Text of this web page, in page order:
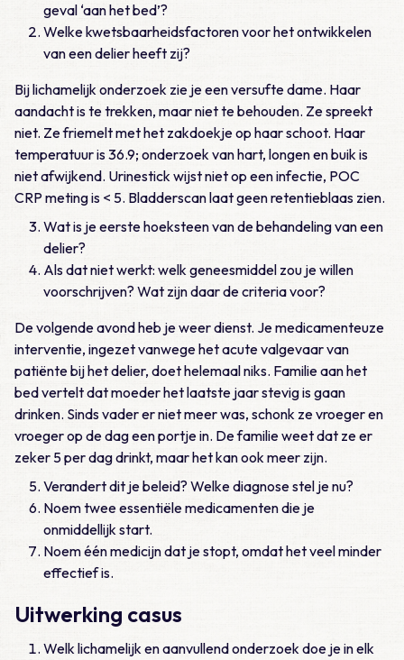
geval ‘aan het bed’?
Welke kwetsbaarheidsfactoren voor het ontwikkelen
van een delier heeft zij?
Bij lichamelijk onderzoek zie je een versufte dame. Haar
aandacht is te trekken, maar niet te behouden. Ze spreekt
niet. Ze friemelt met het zakdoekje op haar schoot. Haar
temperatuur is 36.9; onderzoek van hart, longen en buik is
niet afwijkend. Urinestick wijst niet op een infectie, POC
CRP meting is < 5. Bladderscan laat geen retentieblaas zien.
Wat is je eerste hoeksteen van de behandeling van een
delier?
Als dat niet werkt: welk geneesmiddel zou je willen
voorschrijven? Wat zijn daar de criteria voor?
De volgende avond heb je weer dienst. Je medicamenteuze
interventie, ingezet vanwege het acute valgevaar van
patiënte bij het delier, doet helemaal niks. Familie aan het
bed vertelt dat moeder het laatste jaar stevig is gaan
drinken. Sinds vader er niet meer was, schonk ze vroeger en
vroeger op de dag een portje in. De familie weet dat ze er
zeker 5 per dag drinkt, maar het kan ook meer zijn.
Verandert dit je beleid? Welke diagnose stel je nu?
Noem twee essentiële medicamenten die je
onmiddellijk start.
Noem één medicijn dat je stopt, omdat het veel minder
effectief is.
Uitwerking casus
Welk lichamelijk en aanvullend onderzoek doe je in elk